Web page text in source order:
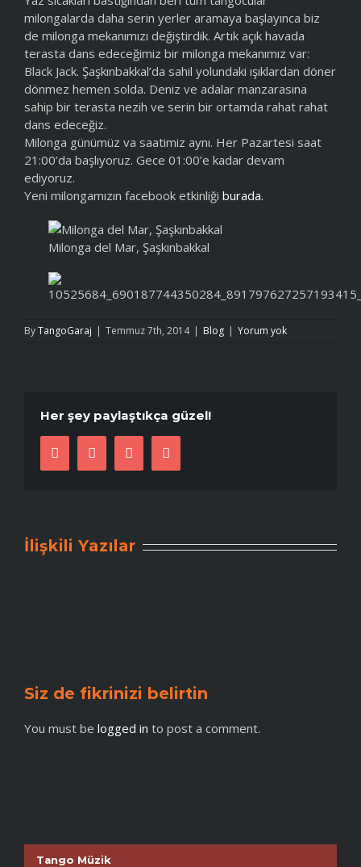
milongalarda daha serin yerler aramaya başlayınca biz
de milonga mekanımızı değiştirdik. Artık açık havada
terasta dans edeceğimiz bir milonga mekanımız var:
Black Jack. Şaşkınbakkal’da sahil yolundaki ışıklardan döner
dönmez hemen solda. Deniz ve adalar manzarasına
sahip bir terasta nezih ve serin bir ortamda rahat rahat
dans edeceğiz.
Milonga günümüz va saatimiz aynı. Her Pazartesi saat
21:00’da başlıyoruz. Gece 01:00’e kadar devam
ediyoruz.
Yeni milongamızın facebook etkinliği burada.
Milonga del Mar, Şaşkınbakkal
ByTangoGaraj | Temmuz 7th, 2014 | Blog | Yorum yok
Her şey paylaştıkça güzel!
FacebookTwitter Pinterest
posta
İlişkili Yazılar
Siz de fikrinizi belirtin
You must be logged in to post a comment.
Tango Müzik